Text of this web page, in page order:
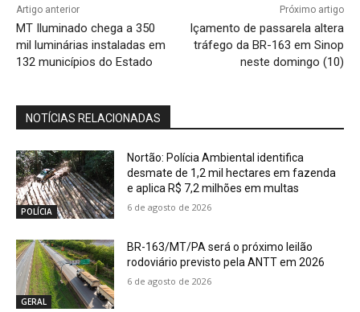
Artigo anterior
MT Iluminado chega a 350
mil luminárias instaladas em
132 municípios do Estado
Próximo artigo
Içamento de passarela altera
tráfego da BR-163 em Sinop
neste domingo (10)
NOTÍCIAS RELACIONADAS
POLÍCIA
Nortão: Polícia Ambiental identifica
desmate de 1,2 mil hectares em fazenda
e aplica R$ 7,2 milhões em multas
6 de agosto de 2026
GERAL
BR-163/MT/PA será o próximo leilão
rodoviário previsto pela ANTT em 2026
6 de agosto de 2026